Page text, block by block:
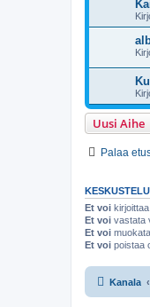
Uusi Aihe
Palaa
Et voi
Et voi vastata
Et voi
Et voi poistaa
Kanala